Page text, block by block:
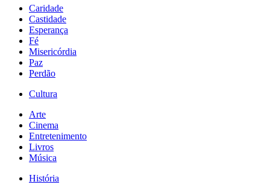
Caridade
Castidade
Esperança
Fé
Misericórdia
Paz
Perdão
Cultura
Arte
Cinema
Entretenimento
Livros
Música
História